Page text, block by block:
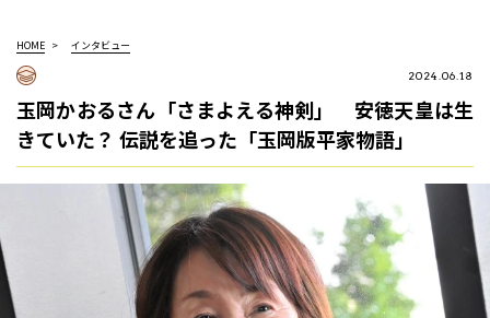
HOME インタビュー
2024.06.18
玉岡かおるさん「さまよえる神剣」 安徳天皇は生
きていた？ 伝説を追った「玉岡版平家物語」